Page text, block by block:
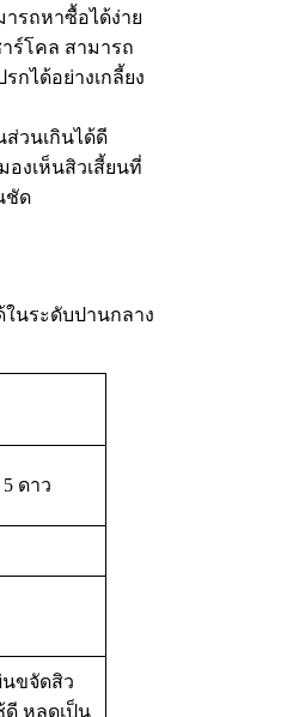
ารถหาซื้อได้ง่าย
ร์โคล สามารถ
กได้อย่างเกลี้ยง
วนเกินได้ดี
งเห็นสิวเสี้ยนที่
ชัด
ในระดับปานกลาง
ดาว
นขจัดสิว
ดี หลุดเป็น